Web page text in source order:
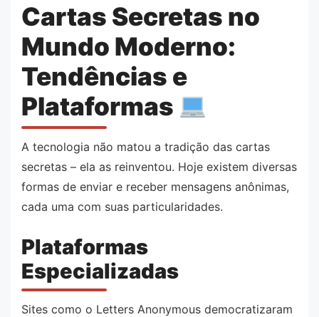
Cartas Secretas no
Mundo Moderno:
Tendências e
Plataformas
A tecnologia não matou a tradição das cartas
secretas – ela as reinventou. Hoje existem diversas
formas de enviar e receber mensagens anônimas,
cada uma com suas particularidades.
Plataformas
Especializadas
Sites como o Letters Anonymous democratizaram